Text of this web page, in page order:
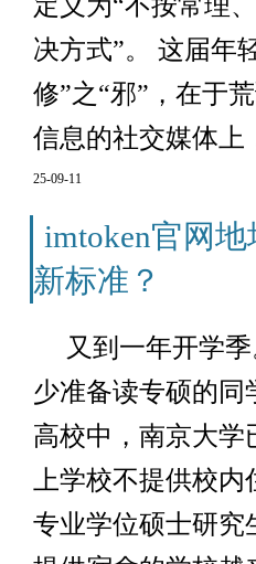
决方式”。 这届年
修”之“邪”，在于
信息的社交媒体上
25-09-11
imtoken官网
新标准？
又到一年开学季
少准备读专硕的
高校中，南京大学
上学校不提供校
专业学位硕士研究